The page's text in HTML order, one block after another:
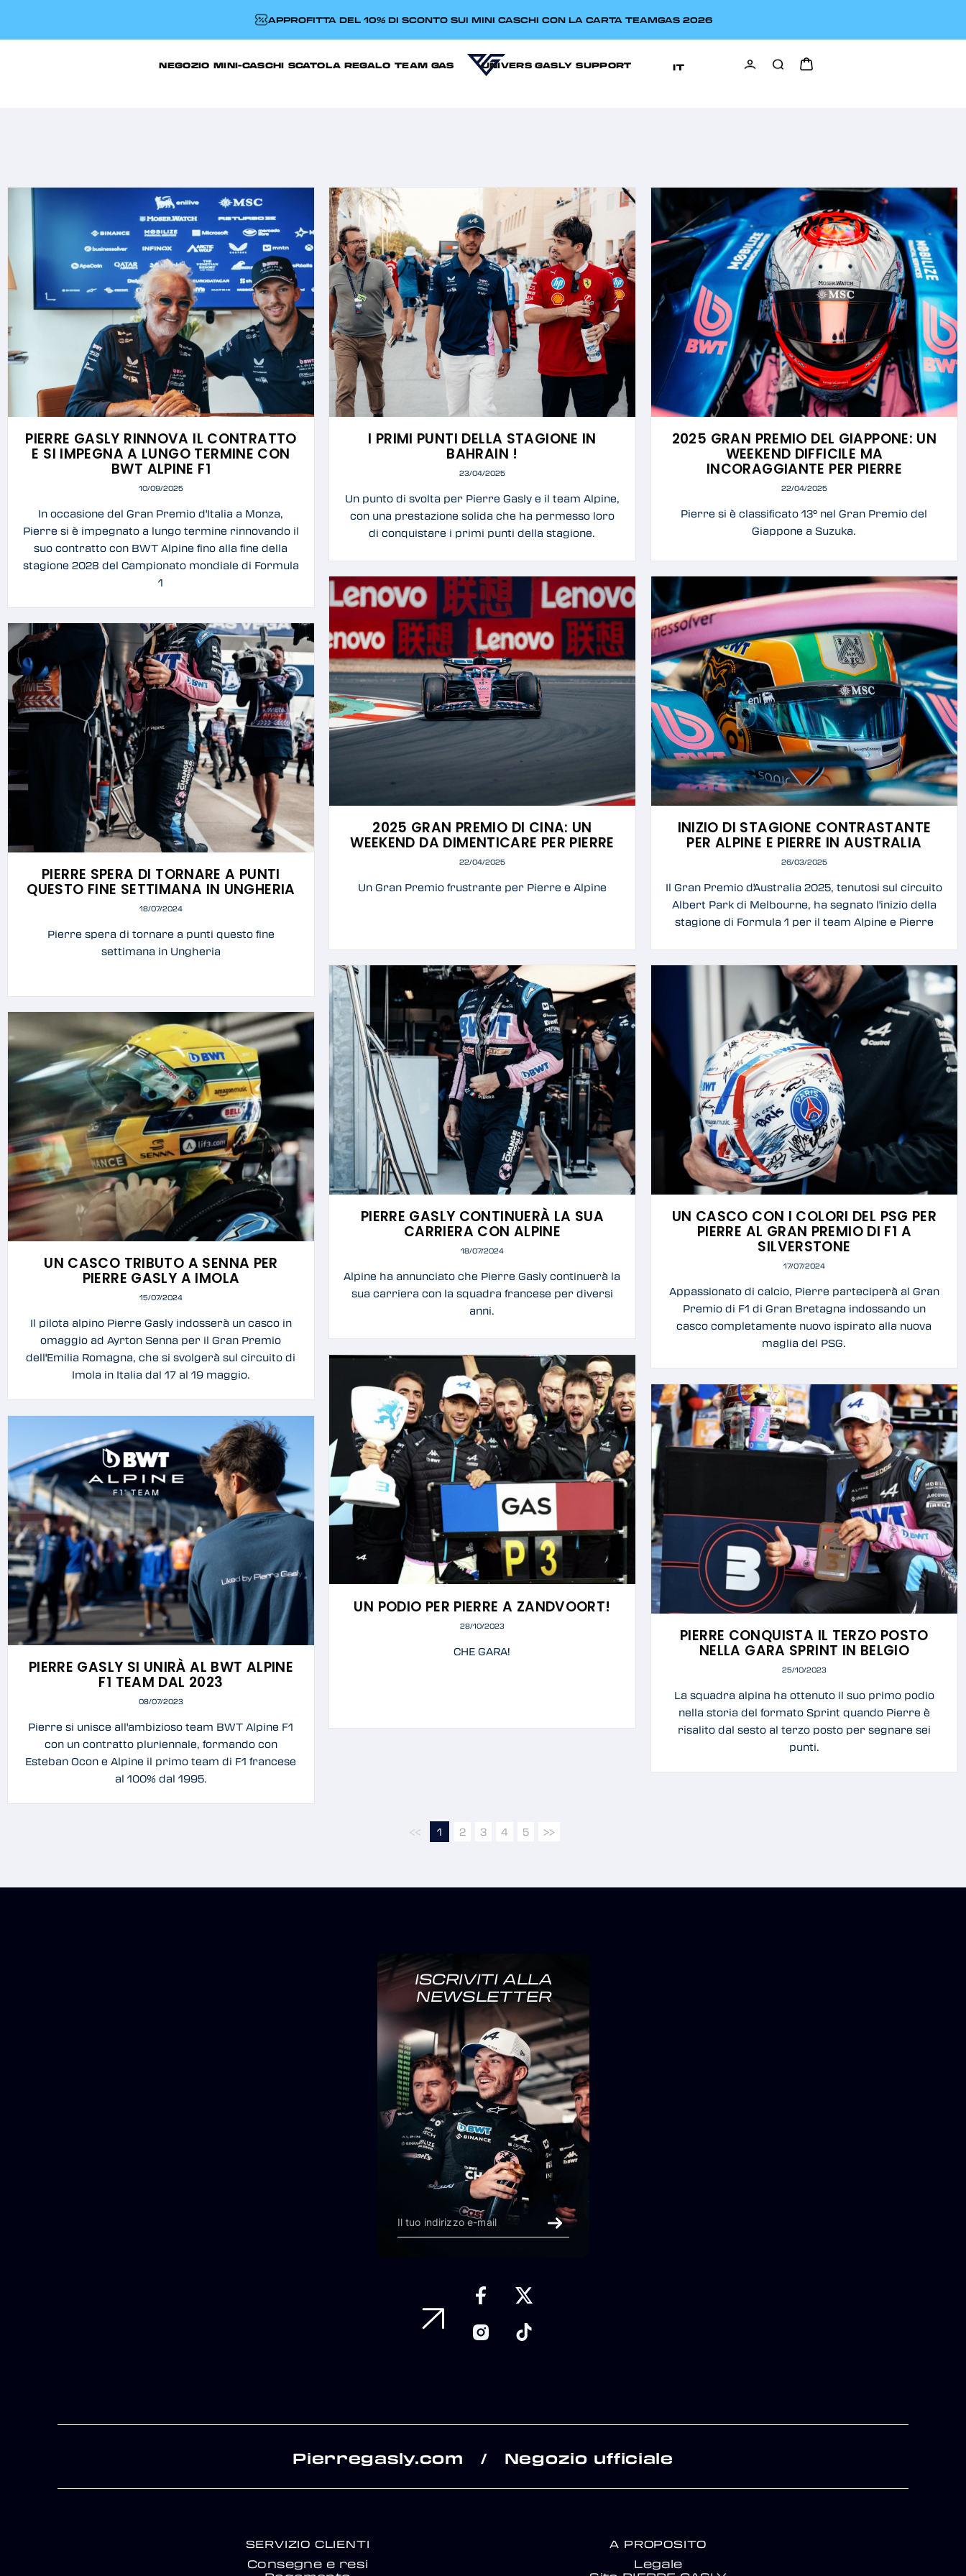
APPROFITTA DEL 10% DI SCONTO SUI MINI CASCHI CON LA CARTA TEAMGAS 2026
NEGOZIO MINI-CASCHI SCATOLA REGALO TEAM GAS UNIVERS GASLY SUPPORT IT
PIERRE GASLY RINNOVA IL CONTRATTO
E SI IMPEGNA A LUNGO TERMINE CON
BWT ALPINE F1
10/09/2025
In occasione del Gran Premio d'Italia a Monza,
Pierre si è impegnato a lungo termine rinnovando il
suo contratto con BWT Alpine fino alla fine della
stagione 2028 del Campionato mondiale di Formula
1
I PRIMI PUNTI DELLA STAGIONE IN
BAHRAIN !
23/04/2025
Un punto di svolta per Pierre Gasly e il team Alpine,
con una prestazione solida che ha permesso loro
di conquistare i primi punti della stagione.
2025 GRAN PREMIO DEL GIAPPONE: UN
WEEKEND DIFFICILE MA
INCORAGGIANTE PER PIERRE
22/04/2025
Pierre si è classificato 13° nel Gran Premio del
Giappone a Suzuka.
2025 GRAN PREMIO DI CINA: UN
WEEKEND DA DIMENTICARE PER PIERRE
22/04/2025
Un Gran Premio frustrante per Pierre e Alpine
INIZIO DI STAGIONE CONTRASTANTE
PER ALPINE E PIERRE IN AUSTRALIA
26/03/2025
Il Gran Premio d'Australia 2025, tenutosi sul circuito
Albert Park di Melbourne, ha segnato l'inizio della
stagione di Formula 1 per il team Alpine e Pierre
PIERRE SPERA DI TORNARE A PUNTI
QUESTO FINE SETTIMANA IN UNGHERIA
18/07/2024
Pierre spera di tornare a punti questo fine
settimana in Ungheria
PIERRE GASLY CONTINUERÀ LA SUA
CARRIERA CON ALPINE
18/07/2024
Alpine ha annunciato che Pierre Gasly continuerà la
sua carriera con la squadra francese per diversi
anni.
UN CASCO CON I COLORI DEL PSG PER
PIERRE AL GRAN PREMIO DI F1 A
SILVERSTONE
17/07/2024
Appassionato di calcio, Pierre parteciperà al Gran
Premio di F1 di Gran Bretagna indossando un
casco completamente nuovo ispirato alla nuova
maglia del PSG.
UN CASCO TRIBUTO A SENNA PER
PIERRE GASLY A IMOLA
15/07/2024
Il pilota alpino Pierre Gasly indosserà un casco in
omaggio ad Ayrton Senna per il Gran Premio
dell'Emilia Romagna, che si svolgerà sul circuito di
Imola in Italia dal 17 al 19 maggio.
UN PODIO PER PIERRE A ZANDVOORT!
28/10/2023
CHE GARA!
PIERRE CONQUISTA IL TERZO POSTO
NELLA GARA SPRINT IN BELGIO
25/10/2023
La squadra alpina ha ottenuto il suo primo podio
nella storia del formato Sprint quando Pierre è
risalito dal sesto al terzo posto per segnare sei
punti.
PIERRE GASLY SI UNIRÀ AL BWT ALPINE
F1 TEAM DAL 2023
08/07/2023
Pierre si unisce all'ambizioso team BWT Alpine F1
con un contratto pluriennale, formando con
Esteban Ocon e Alpine il primo team di F1 francese
al 100% dal 1995.
<< 1 2 3 4 5 >>
ISCRIVITI ALLA
NEWSLETTER
Pierregasly.com / Negozio ufficiale
SERVIZIO CLIENTI
Consegne e resi
A PROPOSITO
Legale